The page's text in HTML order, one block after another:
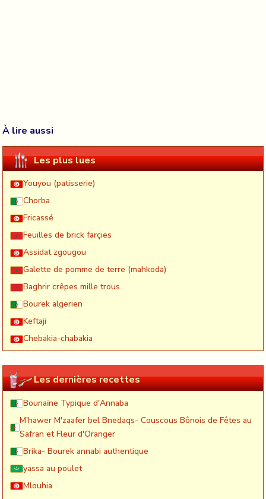
À lire aussi
Les plus lues
Youyou (patisserie)
Chorba
Fricassé
Feuilles de brick farçies
Assidat zgougou
Galette de pomme de terre (mahkoda)
Baghrir crêpes mille trous
Bourek algerien
Keftaji
Chebakia-chabakia
Les dernières recettes
Bounaïne Typique d'Annaba
M'hawer M'zaafer bel Bnedaqs- Couscous Bônois de Fêtes au
Safran et Fleur d'Oranger
Brika- Bourek annabi authentique
yassa au poulet
Mlouhia